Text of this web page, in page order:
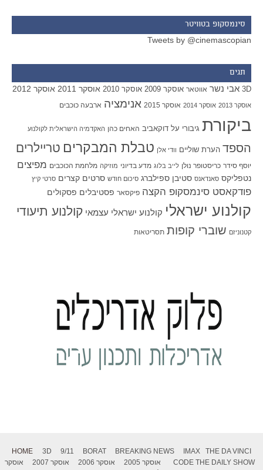
סינמסקופ בטוויטר
Tweets by @cinemascopian
תגים
3D אבי נשר אווטאר אוסקר 2009 אוסקר 2010 אוסקר 2011 אוסקר 2012
אוסקר 2013 אוסקר 2014 אוסקר 2015 אנימציה ארבעה כוכבים
ביקורת גיבורי על דוקאביב האחים כהן האקדמיה הישראלית לקולנוע
הספד הערת שוליים וודי אלן טבלת המבקרים טריילרים
יוסף סידר כריסטופר נולן לייב בלוג מדע בדיוני מוזיקה מלחמת הכוכבים מפיצים
נטפליקס סאנדאנס סטיבן ספילברג סיכום חודש סרטים קצרים סרטי קיץ
פודקאסט סינמסקופ הקצה פיקסאר פסטיבלים פסקולים
קולנוע ישראלי קולנוע ישראלי עצמאי קולנוע תיעודי
קטנוניזם שוברי קופות תסריטאות
HOME 3D 9/11 BORAT BREAKING NEWS IMAX
THE DA VINCI
CODE THE DAILY SHOW אוסקר 2005 אוסקר 2006 אוסקר 2007
אוסקר